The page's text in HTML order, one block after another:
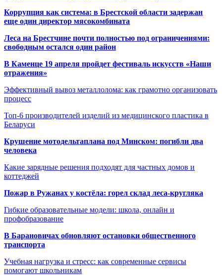
Коррупция как система: в Брестской области задержан
еще один директор мясокомбината
Леса на Брестчине почти полностью под ограничениями:
свободным остался один район
В Каменце 19 апреля пройдет фестиваль искусств «Наши
отражения»
Эффективный вывоз металлолома: как грамотно организовать
процесс
Топ-6 производителей изделий из медицинского пластика в
Беларуси
Крушение мотодельтаплана под Минском: погибли два
человека
Какие зарядные решения подходят для частных домов и
коттеджей
Пожар в Ружанах у костёла: горел склад леса-кругляка
Гибкие образовательные модели: школа, онлайн и
профобразование
В Барановичах обновляют остановки общественного
транспорта
Учебная нагрузка и стресс: как современные сервисы
помогают школьникам